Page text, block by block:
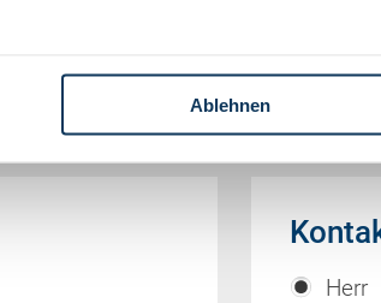
Ablehnen
Herr